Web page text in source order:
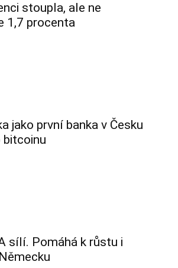
stoupla, ale ne
1,7 procenta
jako první banka v Česku
bitcoinu
sílí. Pomáhá k růstu i